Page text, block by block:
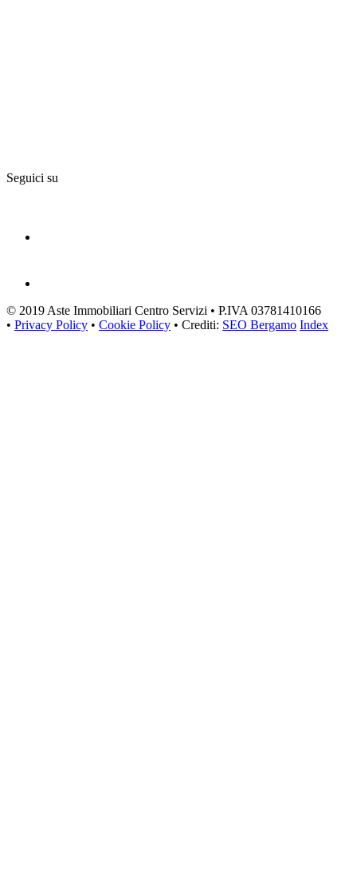
Seguici su
© 2019 Aste Immobiliari Centro Servizi • P.IVA 03781410166
• Privacy Policy • Cookie Policy • Crediti: SEO Bergamo Index